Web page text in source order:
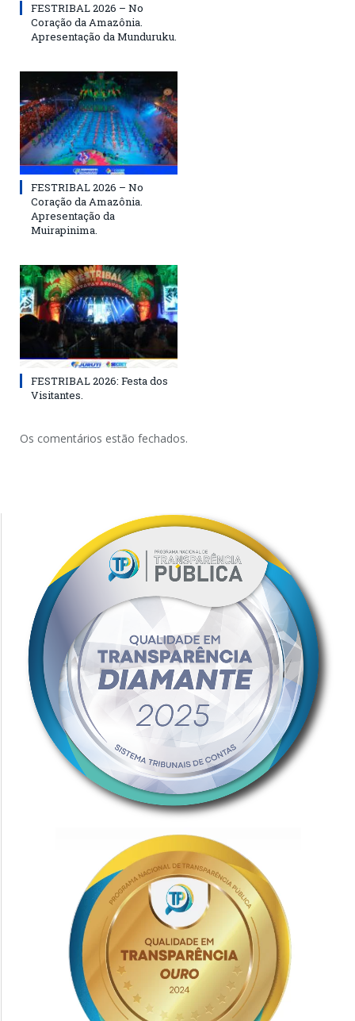
FESTRIBAL 2026 – No
Coração da Amazônia.
Apresentação da Munduruku.
FESTRIBAL 2026 – No
Coração da Amazônia.
Apresentação da
Muirapinima.
FESTRIBAL 2026: Festa dos
Visitantes.
Os comentários estão fechados.